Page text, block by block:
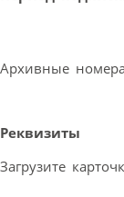
Архивные
Реквизиты
Загрузите